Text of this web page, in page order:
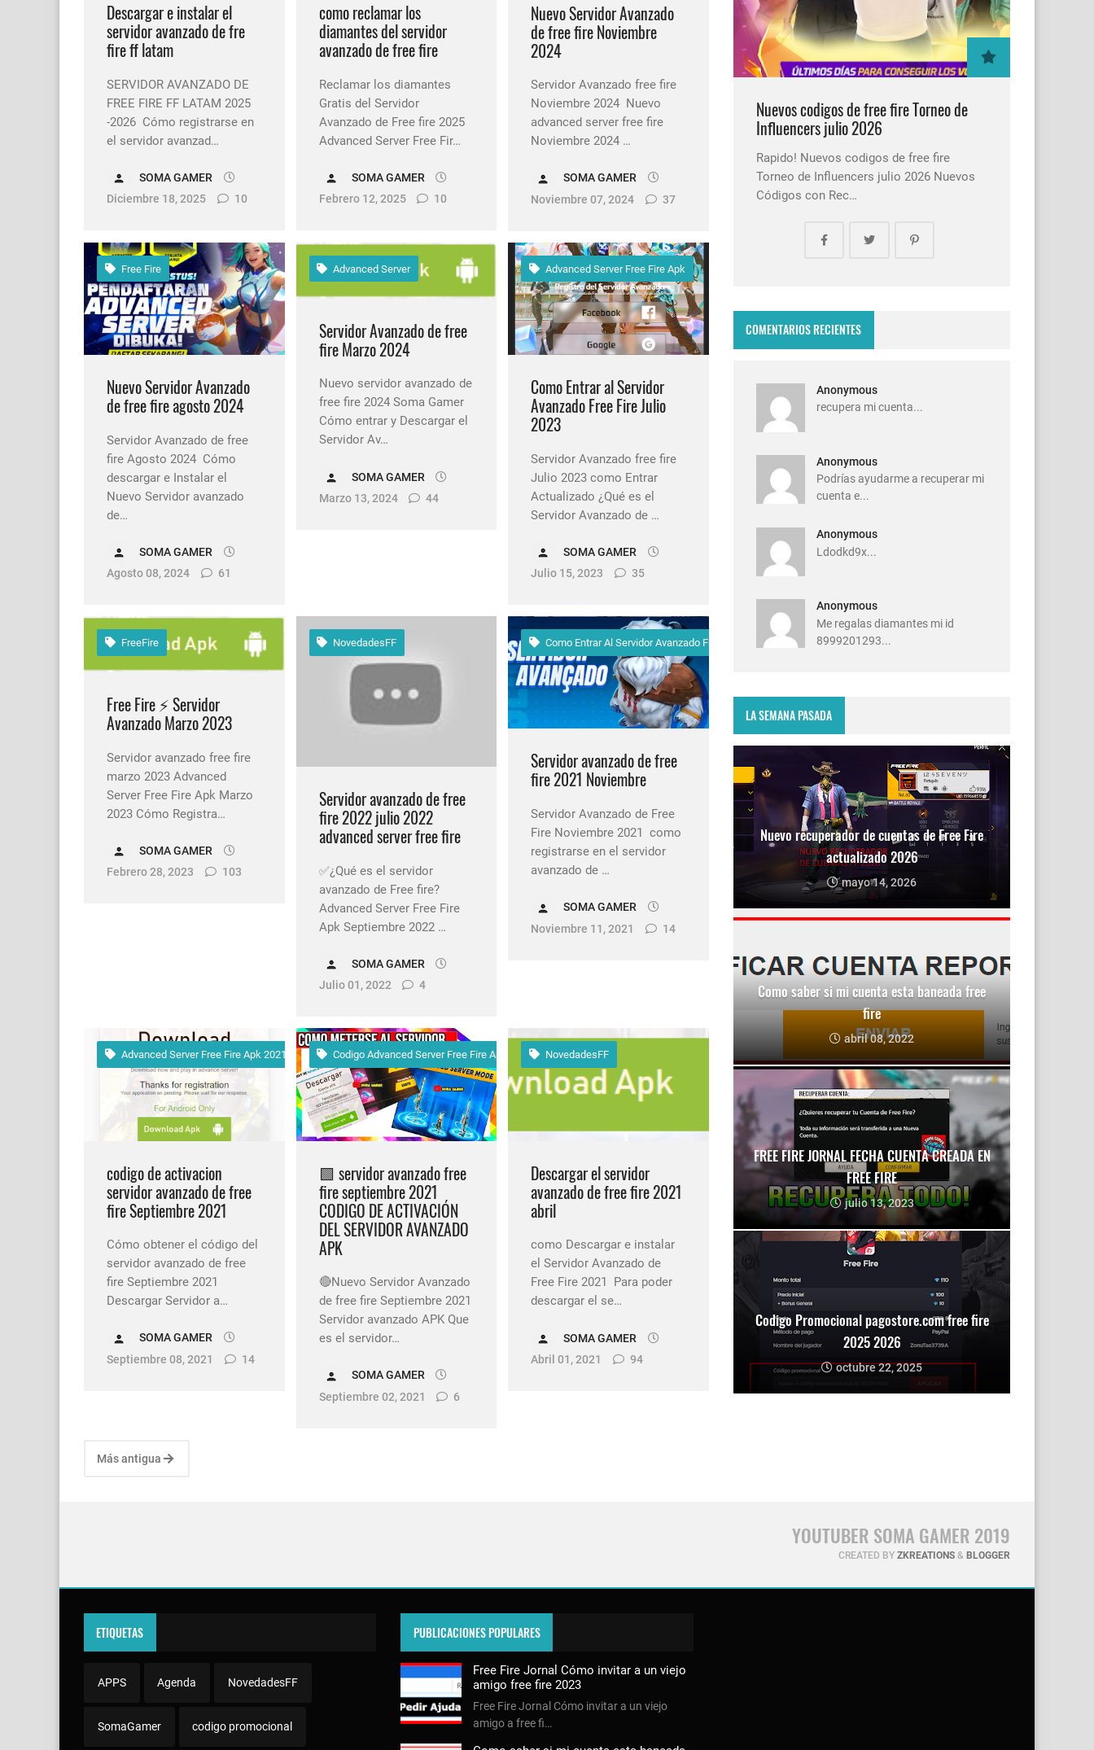
Descargar e instalar el
servidor avanzado de fre
fire ff latam
SERVIDOR AVANZADO DE
FREE FIRE FF LATAM 2025
-2026 Cómo registrarse en
el servidor avanzad…
SOMA GAMER
Diciembre 18, 2025
10
como reclamar los
diamantes del servidor
avanzado de free fire
Reclamar los diamantes
Gratis del Servidor
Avanzado de Free fire 2025
Advanced Server Free Fir…
SOMA GAMER
Febrero 12, 2025
10
Nuevo Servidor Avanzado
de free fire Noviembre
2024
Servidor Avanzado free fire
Noviembre 2024 Nuevo
advanced server free fire
Noviembre 2024 …
SOMA GAMER
Noviembre 07, 2024
37
Free Fire
Nuevo Servidor Avanzado
de free fire agosto 2024
Servidor Avanzado de free
fire Agosto 2024 Cómo
descargar e Instalar el
Nuevo Servidor avanzado
de…
SOMA GAMER
Agosto 08, 2024
61
Advanced Server
Servidor Avanzado de free
fire Marzo 2024
Nuevo servidor avanzado de
free fire 2024 Soma Gamer
Cómo entrar y Descargar el
Servidor Av…
SOMA GAMER
Marzo 13, 2024
44
Advanced Server Free Fire Apk
Como Entrar al Servidor
Avanzado Free Fire Julio
2023
Servidor Avanzado free fire
Julio 2023 como Entrar
Actualizado ¿Qué es el
Servidor Avanzado de …
SOMA GAMER
Julio 15, 2023
35
FreeFire
Free Fire ⚡ Servidor
Avanzado Marzo 2023
Servidor avanzado free fire
marzo 2023 Advanced
Server Free Fire Apk Marzo
2023 Cómo Registra…
SOMA GAMER
Febrero 28, 2023
103
NovedadesFF
Servidor avanzado de free
fire 2022 julio 2022
advanced server free fire
✅¿Qué es el servidor
avanzado de Free fire?
Advanced Server Free Fire
Apk Septiembre 2022 …
SOMA GAMER
Julio 01, 2022
4
Como Entrar Al Servidor Avanzado Free Fire
Servidor avanzado de free
fire 2021 Noviembre
Servidor Avanzado de Free
Fire Noviembre 2021 como
registrarse en el servidor
avanzado de …
SOMA GAMER
Noviembre 11, 2021
14
Advanced Server Free Fire Apk 2021
codigo de activacion
servidor avanzado de free
fire Septiembre 2021
Cómo obtener el código del
servidor avanzado de free
fire Septiembre 2021
Descargar Servidor a…
SOMA GAMER
Septiembre 08, 2021
14
Codigo Advanced Server Free Fire Apk 2021
🟩 servidor avanzado free
fire septiembre 2021
CODIGO DE ACTIVACIÓN
DEL SERVIDOR AVANZADO
APK
🔴Nuevo Servidor Avanzado
de free fire Septiembre 2021
Servidor avanzado APK Que
es el servidor…
SOMA GAMER
Septiembre 02, 2021
6
NovedadesFF
Descargar el servidor
avanzado de free fire 2021
abril
como Descargar e instalar
el Servidor Avanzado de
Free Fire 2021 Para poder
descargar el se…
SOMA GAMER
Abril 01, 2021
94
Más antigua
Nuevos codigos de free fire Torneo de
Influencers julio 2026
Rapido! Nuevos codigos de free fire
Torneo de Influencers julio 2026 Nuevos
Códigos con Rec…
COMENTARIOS RECIENTES
Anonymous
recupera mi cuenta...
Anonymous
Podrías ayudarme a recuperar mi
cuenta e...
Anonymous
Ldodkd9x...
Anonymous
Me regalas diamantes mi id
8999201293...
LA SEMANA PASADA
Nuevo recuperador de cuentas de Free Fire
actualizado 2026
mayo 14, 2026
Como saber si mi cuenta esta baneada free
fire
abril 08, 2022
FREE FIRE JORNAL FECHA CUENTA CREADA EN
FREE FIRE
julio 13, 2023
Codigo Promocional pagostore.com free fire
2025 2026
octubre 22, 2025
YOUTUBER SOMA GAMER 2019
CREATED BY ZKREATIONS & BLOGGER
ETIQUETAS
APPS Agenda NovedadesFF
SomaGamer codigo promocional
PUBLICACIONES POPULARES
Free Fire Jornal Cómo invitar a un viejo
amigo free fire 2023
Free Fire Jornal Cómo invitar a un viejo
amigo a free fi…